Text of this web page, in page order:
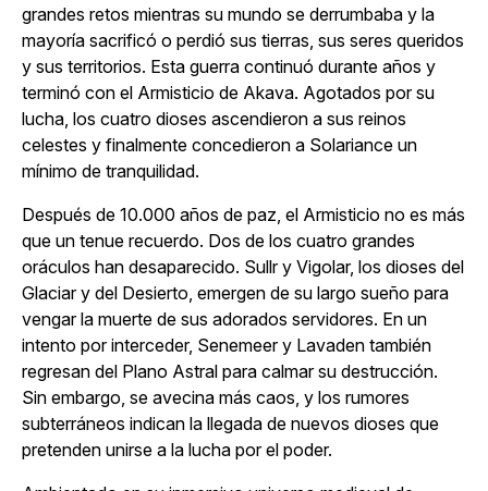
grandes retos mientras su mundo se derrumbaba y la
mayoría sacrificó o perdió sus tierras, sus seres queridos
y sus territorios. Esta guerra continuó durante años y
terminó con el Armisticio de Akava. Agotados por su
lucha, los cuatro dioses ascendieron a sus reinos
celestes y finalmente concedieron a Solariance un
mínimo de tranquilidad.
Después de 10.000 años de paz, el Armisticio no es más
que un tenue recuerdo. Dos de los cuatro grandes
oráculos han desaparecido. Sullr y Vigolar, los dioses del
Glaciar y del Desierto, emergen de su largo sueño para
vengar la muerte de sus adorados servidores. En un
intento por interceder, Senemeer y Lavaden también
regresan del Plano Astral para calmar su destrucción.
Sin embargo, se avecina más caos, y los rumores
subterráneos indican la llegada de nuevos dioses que
pretenden unirse a la lucha por el poder.